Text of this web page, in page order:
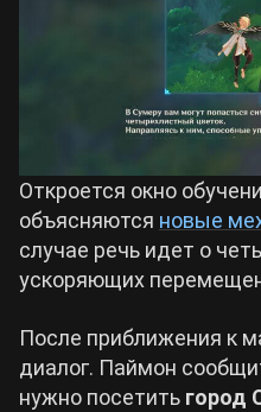
Откроется окно
объясняются новые
случае речь идет о
ускоряющих
После приближения к
диалог. Паймон
нужно посетить город